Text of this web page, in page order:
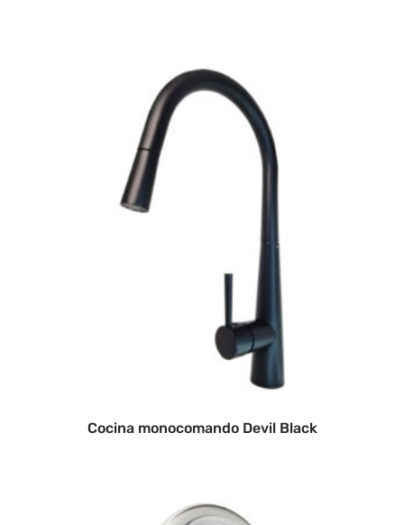
Cocina monocomando Devil Black